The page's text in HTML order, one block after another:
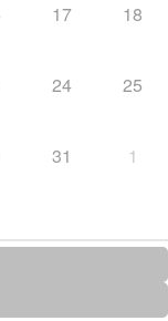
17 18
24 25
31 1